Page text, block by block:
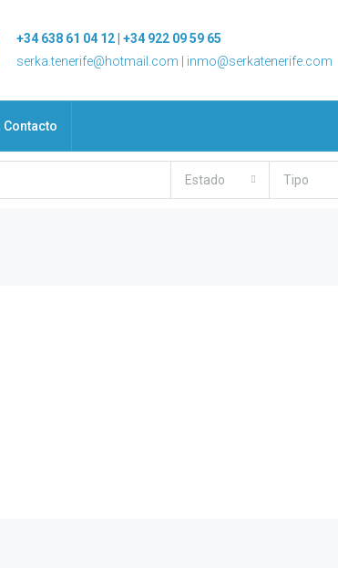
+34 638 61 04 12 | +34 922 09 59 65
serka.tenerife@hotmail.com | inmo@serkatenerife.com
Contacto
Estado Tipo